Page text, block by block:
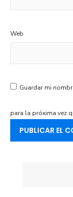
Web
Guardar mi
para la próxima vez